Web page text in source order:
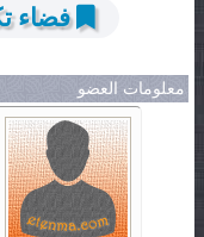
فضاء
معلومات العضو